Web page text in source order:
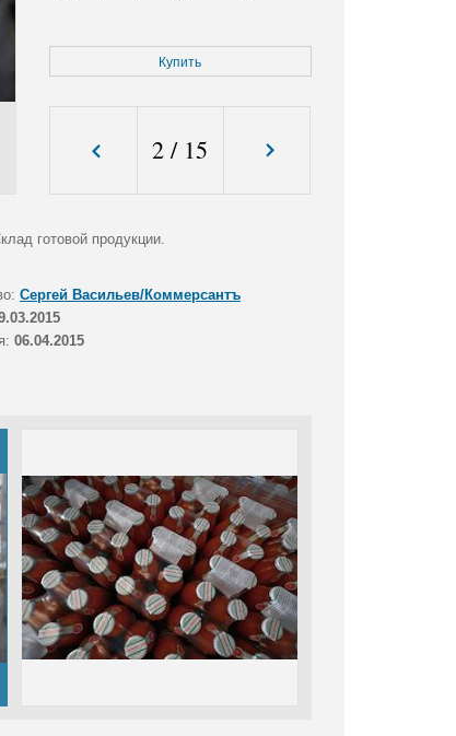
Код фото: KMO_147623_00007_1
jpg
Купить
2 / 15
готовой продукции.
Сергей Васильев/Коммерсантъ
06.04.2015